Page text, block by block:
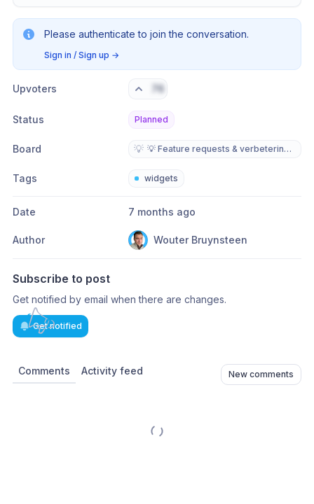
Please authenticate to join the conversation.
Sign in / Sign up →
Upvoters 76
Status Planned
Board 💡 💡 Feature requests & verbeteringen
Tags widgets
Date 7 months ago
Author Wouter Bruynsteen
Subscribe to post
Get notified by email when there are changes.
Get notified
Comments Activity feed New comments